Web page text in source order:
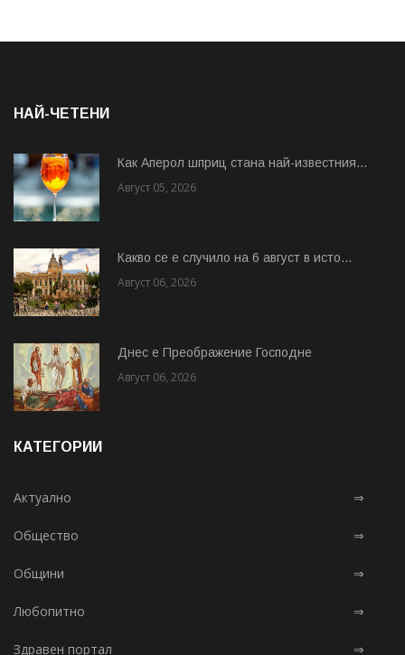
НАЙ-ЧЕТЕНИ
Как Аперол шприц стана най-известния...
Август 05, 2026
Какво се е случило на 6 август в исто...
Август 06, 2026
Днес е Преображение Господне
Август 06, 2026
КАТЕГОРИИ
Актуално ⇒
Общество ⇒
Общини ⇒
Любопитно ⇒
Здравен портал ⇒